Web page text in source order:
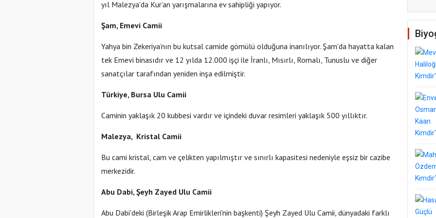
yıl Malezya'da Kur’an yarışmalarına ev sahipliği yapıyor.
Şam, Emevi Camii
Yahya bin Zekeriya’nın bu kutsal camide gömülü olduğuna inanılıyor. Şam'da hayatta kalan
tek Emevi binasıdır ve 12 yılda 12.000 işçi ile İranlı, Mısırlı, Romalı, Tunuslu ve diğer
sanatçılar tarafından yeniden inşa edilmiştir.
Türkiye, Bursa Ulu Camii
Caminin yaklaşık 20 kubbesi vardır ve içindeki duvar resimleri yaklaşık 500 yıllıktır.
Malezya, Kristal Camii
Bu cami kristal, cam ve çelikten yapılmıştır ve sınırlı kapasitesi nedeniyle eşsiz bir cazibe
merkezidir.
Abu Dabi, Şeyh Zayed Ulu Camii
Abu Dabi'deki (Birleşik Arap Emirlikleri'nin başkenti) Şeyh Zayed Ulu Camii, dünyadaki farklı